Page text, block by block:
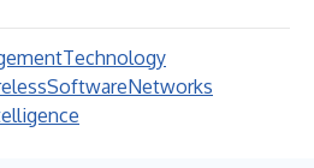
Technology
SoftwareNetworks